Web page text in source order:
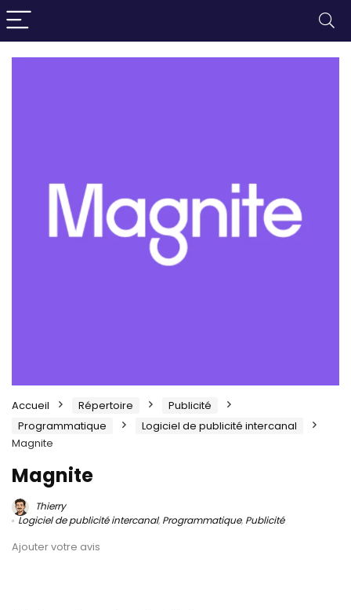
Accueil Répertoire
Publicité
Programmatique
Logiciel de publicité intercanal
Magnite
Magnite
Thierry
Logiciel de publicité intercanal, Programmatique, Publicité
Ajouter votre avis